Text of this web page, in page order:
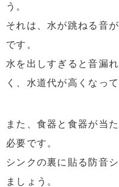
う。
それは、水が跳ねる音
です。
水を出しすぎると音漏
く、水道代が高くなっ
また、食器と食器が当
必要です。
シンクの裏に貼る防音
ましょう。